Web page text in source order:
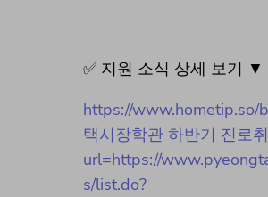
✅ 지원 소식 상세 보기 ▼
https://www.hometip.so/
택시장학관 하반기 진로
url=https://
s/list.do?